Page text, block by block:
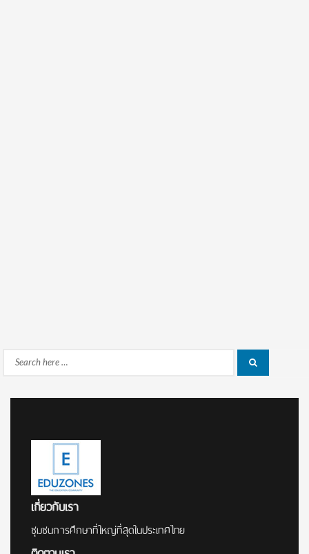
Search
เกี่ยวกับเรา
ชุมชนการศึกษาที่ใหญ่ที่สุดในประเทศไทย